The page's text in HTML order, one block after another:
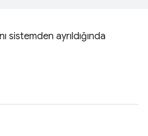
sistemden ayrıldığında